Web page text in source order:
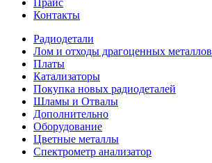
Прайс
Контакты
Радиодетали
Лом и отходы драгоценных металлов
Платы
Катализаторы
Покупка новых радиодеталей
Шламы и Отвалы
Дополнительно
Оборудование
Цветные металлы
Спектрометр анализатор